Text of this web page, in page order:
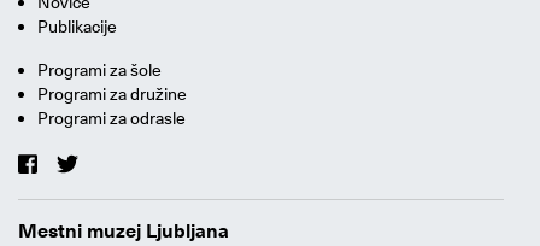
Publikacije
Programi za šole
Programi za družine
Programi za odrasle
Mestni muzej Ljubljana